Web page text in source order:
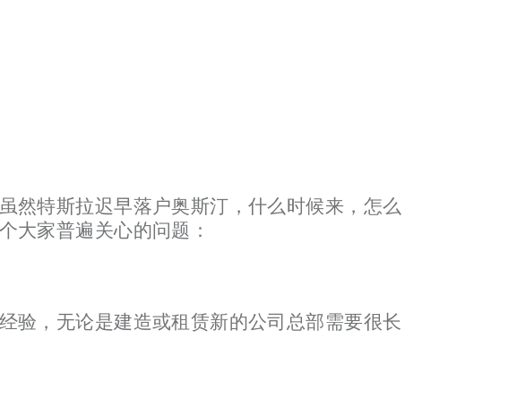
然特斯拉迟早落户奥斯汀，什么时候来，怎么
大家普遍关心的问题：
验，无论是建造或租赁新的公司总部需要很长